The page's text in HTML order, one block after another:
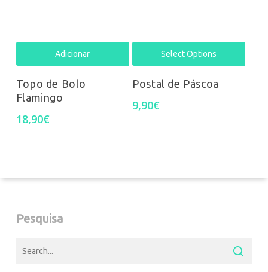
Adicionar
Topo de Bolo
Flamingo
18,90€
Select Options
Postal de Páscoa
9,90€
Pesquisa